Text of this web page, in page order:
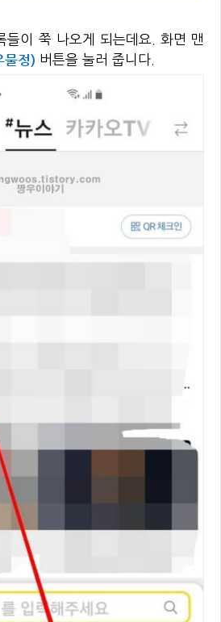
들이 쭉 나오게 되는데요. 화면 맨
물정) 버튼을 눌러 줍니다.